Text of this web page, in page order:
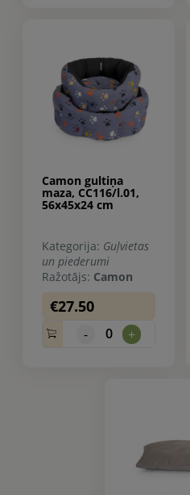
Camon gultiņa
maza, CC116/l.01,
56x45x24 cm
Kategorija: Guļvietas
un piederumi
Ražotājs: Camon
€27.50
- 0 +